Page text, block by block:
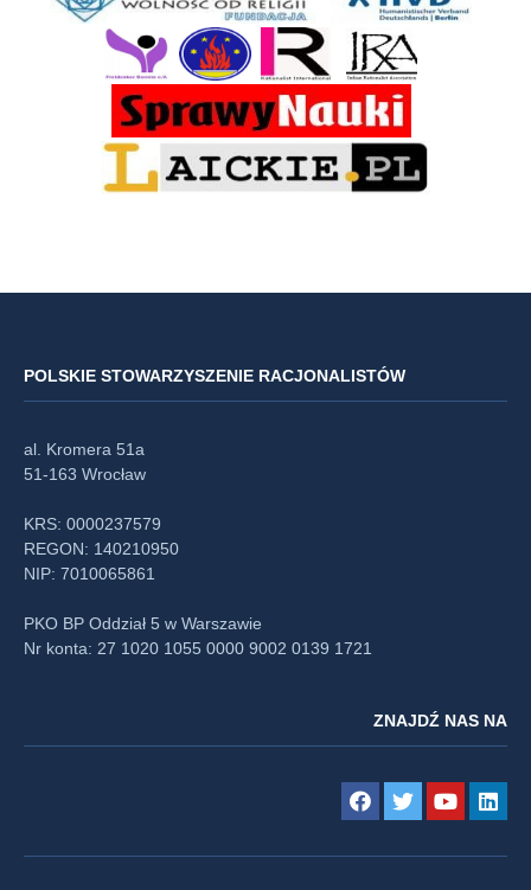
POLSKIE STOWARZYSZENIE RACJONALISTÓW
al. Kromera 51a
51-163 Wrocław
KRS: 0000237579
REGON: 140210950
NIP: 7010065861
PKO BP Oddział 5 w Warszawie
Nr konta: 27 1020 1055 0000 9002 0139 1721
ZNAJDŹ NAS NA